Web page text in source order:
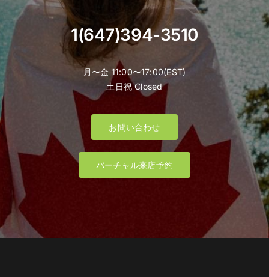
1(647)394-3510
月〜金 11:00〜17:00(EST)
土日祝 Closed
お問い合わせ
バーチャル来店予約